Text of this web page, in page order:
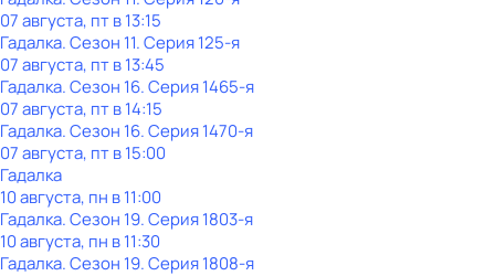
07 августа, пт в 13:15
Гадалка. Сезон 11. Серия 125-я
07 августа, пт в 13:45
Гадалка. Сезон 16. Серия 1465-я
07 августа, пт в 14:15
Гадалка. Сезон 16. Серия 1470-я
07 августа, пт в 15:00
Гадалка
10 августа, пн в 11:00
Гадалка. Сезон 19. Серия 1803-я
10 августа, пн в 11:30
Гадалка. Сезон 19. Серия 1808-я